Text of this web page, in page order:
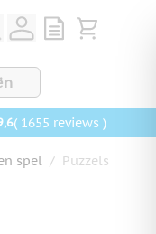
View quote,
Bekijk
( 1655 reviews )
spel / Puzzels